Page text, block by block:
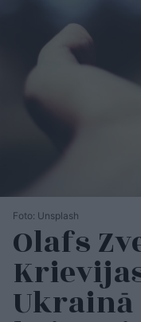
Foto: Unsplash
Olafs